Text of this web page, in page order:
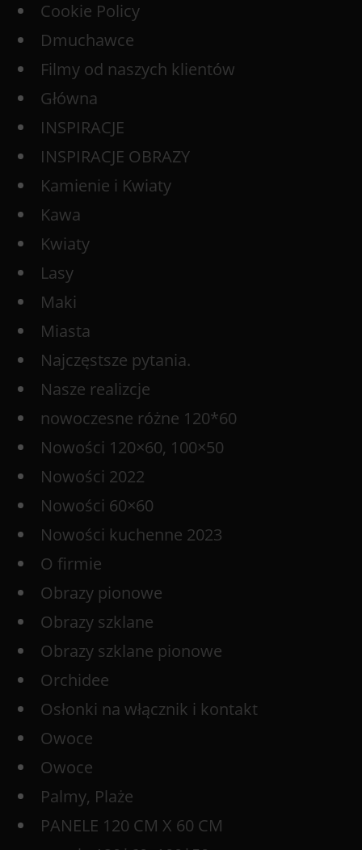
Cookie Policy
Dmuchawce
Filmy od naszych klientów
Główna
INSPIRACJE
INSPIRACJE OBRAZY
Kamienie i Kwiaty
Kawa
Kwiaty
Lasy
Maki
Miasta
Najczęstsze pytania.
Nasze realizcje
nowoczesne różne 120*60
Nowości 120×60, 100×50
Nowości 2022
Nowości 60×60
Nowości kuchenne 2023
O firmie
Obrazy pionowe
Obrazy szklane
Obrazy szklane pionowe
Orchidee
Osłonki na włącznik i kontakt
Owoce
Owoce
Palmy, Plaże
PANELE 120 CM X 60 CM